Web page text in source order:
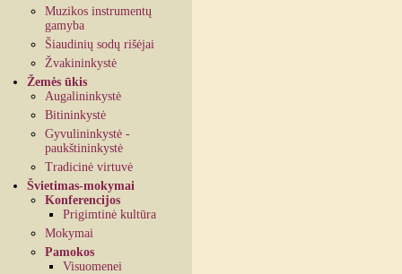
Muzikos instrumentų
gamyba
Šiaudinių sodų rišėjai
Žvakininkystė
Žemės ūkis
Augalininkystė
Bitininkystė
Gyvulininkystė -
paukštininkystė
Tradicinė virtuvė
Švietimas-mokymai
Konferencijos
Prigimtinė kultūra
Mokymai
Pamokos
Visuomenei